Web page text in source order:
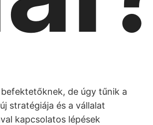
de úgy tűnik a
stratégiája és a vállalat
kapcsolatos lépések